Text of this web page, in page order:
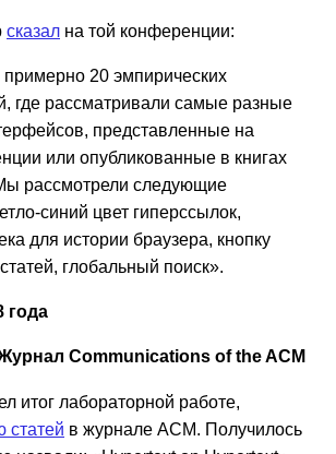
сказал на той конференции:
20 эмпирических
где рассматривали самые разные
представленные на
или опубликованные в книгах
рассмотрели следующие
синий цвет гиперссылок,
для истории браузера, кнопку
глобальный поиск».
года
Communications of the ACM
итог лабораторной работе,
статей в журнале ACM. Получилось